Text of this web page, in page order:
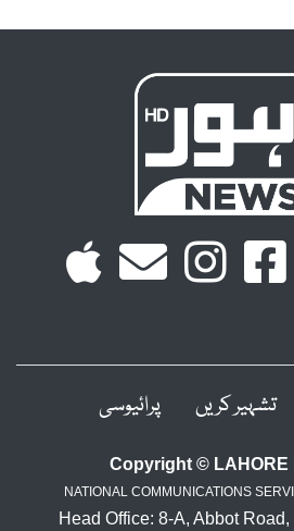
تشہیر کریں پرائیوسی
Copyright © LAHORE
NATIONAL COMMUNICATIONS
Head Office: 8-A, Abbot